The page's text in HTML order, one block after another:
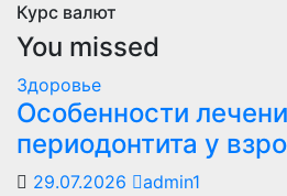
Курс валют
You missed
Здоровье
Особенности
периодонтита у
29.07.2026
admin1